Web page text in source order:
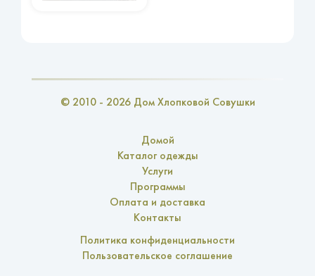
© 2010 - 2026 Дом Хлопковой Совушки
Домой
Каталог одежды
Услуги
Программы
Оплата и доставка
Контакты
Политика конфиденциальности
Пользовательское соглашение